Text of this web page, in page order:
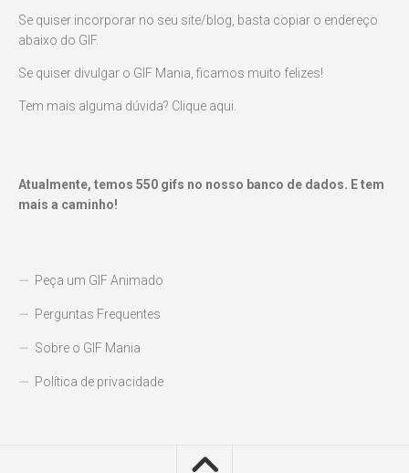
Se quiser incorporar no seu site/blog, basta copiar o endereço
abaixo do GIF.
Se quiser divulgar o GIF Mania, ficamos muito felizes!
Tem mais alguma dúvida? Clique aqui.
Atualmente, temos 550 gifs no nosso banco de dados. E tem
mais a caminho!
Peça um GIF Animado
Perguntas Frequentes
Sobre o GIF Mania
Política de privacidade